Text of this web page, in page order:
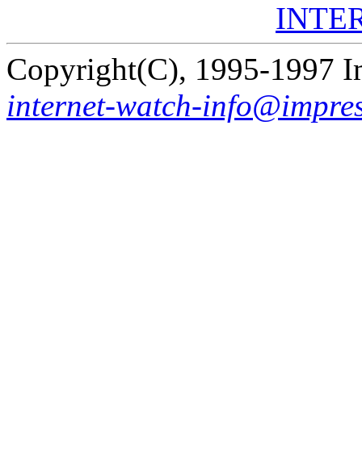
Copyright(C), 1995-1997
internet-watch-